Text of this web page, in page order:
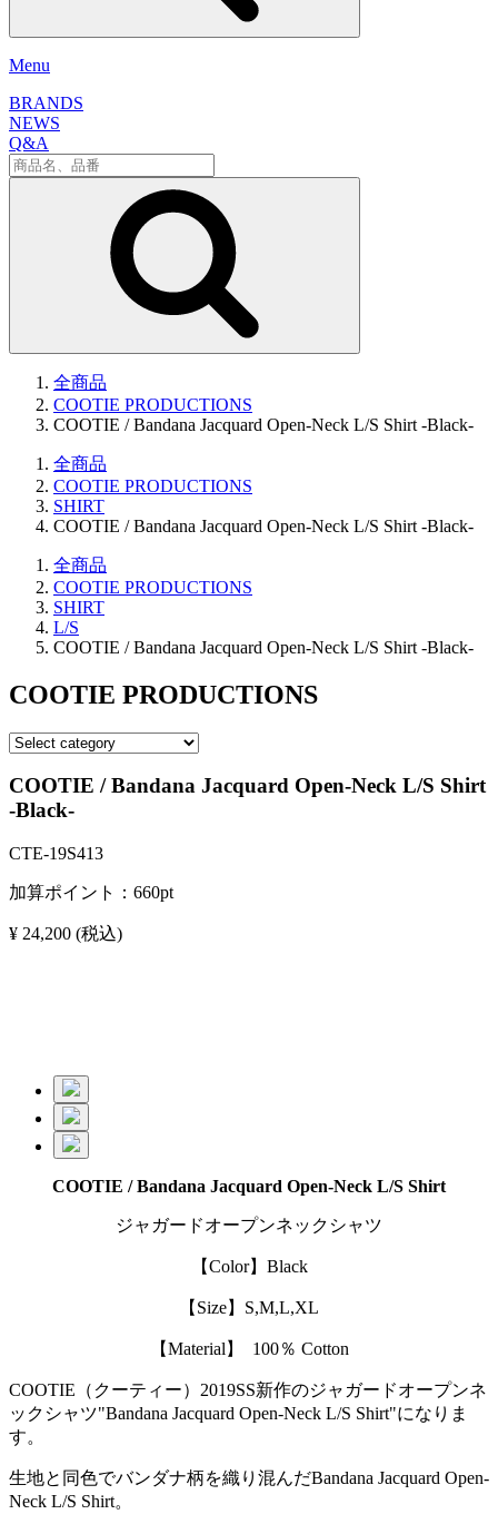
Menu
BRANDS
NEWS
Q&A
全商品
COOTIE PRODUCTIONS
COOTIE / Bandana Jacquard Open-Neck L/S Shirt -Black-
全商品
COOTIE PRODUCTIONS
SHIRT
COOTIE / Bandana Jacquard Open-Neck L/S Shirt -Black-
全商品
COOTIE PRODUCTIONS
SHIRT
L/S
COOTIE / Bandana Jacquard Open-Neck L/S Shirt -Black-
COOTIE PRODUCTIONS
COOTIE / Bandana Jacquard Open-Neck L/S Shirt
-Black-
CTE-19S413
加算ポイント： 660pt
¥ 24,200 (税込)
COOTIE / Bandana Jacquard Open-Neck L/S Shirt
ジャガードオープンネックシャツ
【Color】Black
【Size】S,M,L,XL
【Material】 100％ Cotton
COOTIE（クーティー）2019SS新作のジャガードオープンネ
ックシャツ"Bandana Jacquard Open-Neck L/S Shirt"になりま
す。
生地と同色でバンダナ柄を織り混んだBandana Jacquard Open-
Neck L/S Shirt。